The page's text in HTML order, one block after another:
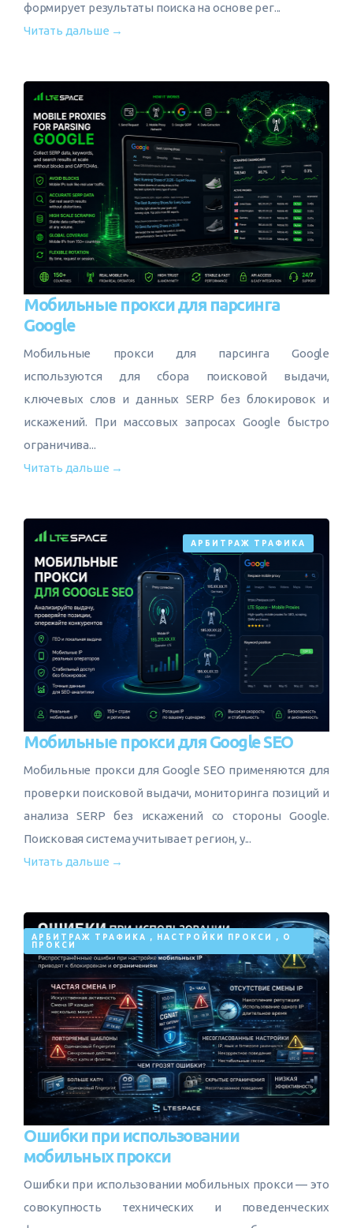
формирует результаты поиска на основе рег...
Читать дальше →
Мобильные прокси для парсинга
Google
Мобильные прокси для парсинга Google
используются для сбора поисковой выдачи,
ключевых слов и данных SERP без блокировок и
искажений. При массовых запросах Google быстро
ограничива...
Читать дальше →
АРБИТРАЖ ТРАФИКА
Мобильные прокси для Google SEO
Мобильные прокси для Google SEO применяются для
проверки поисковой выдачи, мониторинга позиций и
анализа SERP без искажений со стороны Google.
Поисковая система учитывает регион, у...
Читать дальше →
АРБИТРАЖ ТРАФИКА , НАСТРОЙКИ ПРОКСИ , О
ПРОКСИ
Ошибки при использовании
мобильных прокси
Ошибки при использовании мобильных прокси — это
совокупность технических и поведенческих